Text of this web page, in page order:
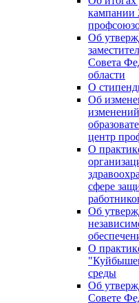
кампании
Об
Совета
области
О
Об
центр
О
сфере
Об
О
среды
Об
Совете